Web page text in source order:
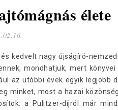
élete
kedvelt nagy újságíró-
mondhatjuk, mert könyvei
az utóbbi évek egyik legjobb
minket, most a hazai
a Pulitzer-díjról már